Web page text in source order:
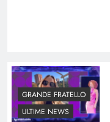
GRANDE FRATELLO
ULTIME NEWS